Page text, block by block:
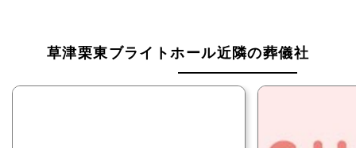
要もないため特におすすめです。
草津栗東ブライトホール近隣の葬儀社